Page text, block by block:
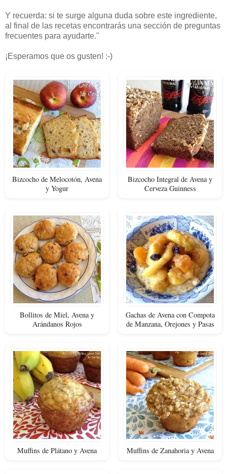
Y recuerda: si te surge alguna duda sobre este ingrediente,
al final de las recetas encontrarás una sección de preguntas
frecuentes para ayudarte."
¡Esperamos que os gusten! :-)
Bizcocho de Melocotón, Avena
y Yogur
Bizcocho Integral de Avena y
Cerveza Guinness
Bollitos de Miel, Avena y
Arándanos Rojos
Gachas de Avena con Compota
de Manzana, Orejones y Pasas
Muffins de Plátano y Avena Muffins de Zanahoria y Avena